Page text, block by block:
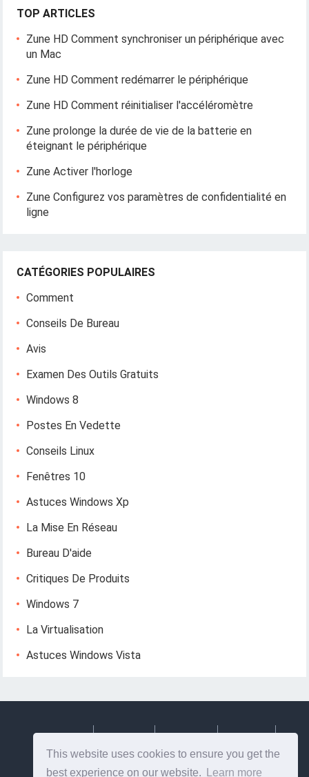
This website uses cookies to ensure you get the
best experience on our website.
Learn more
TOP ARTICLES
Zune HD Comment synchroniser un périphérique avec
un Mac
Zune HD Comment redémarrer le périphérique
Zune HD Comment réinitialiser l'accéléromètre
Zune prolonge la durée de vie de la batterie en
éteignant le périphérique
Zune Activer l'horloge
Zune Configurez vos paramètres de confidentialité en
ligne
CATÉGORIES POPULAIRES
Comment
Conseils De Bureau
Avis
Examen Des Outils Gratuits
Windows 8
Postes En Vedette
Conseils Linux
Fenêtres 10
Astuces Windows Xp
La Mise En Réseau
Bureau D'aide
Critiques De Produits
Windows 7
La Virtualisation
Astuces Windows Vista